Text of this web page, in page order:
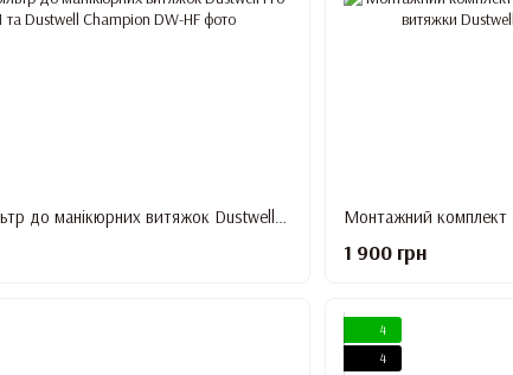
HEPA-фільтр до манікюрних витяжок Dustwell Pro N1 та Dustwell Champion
1 900 грн
4
4